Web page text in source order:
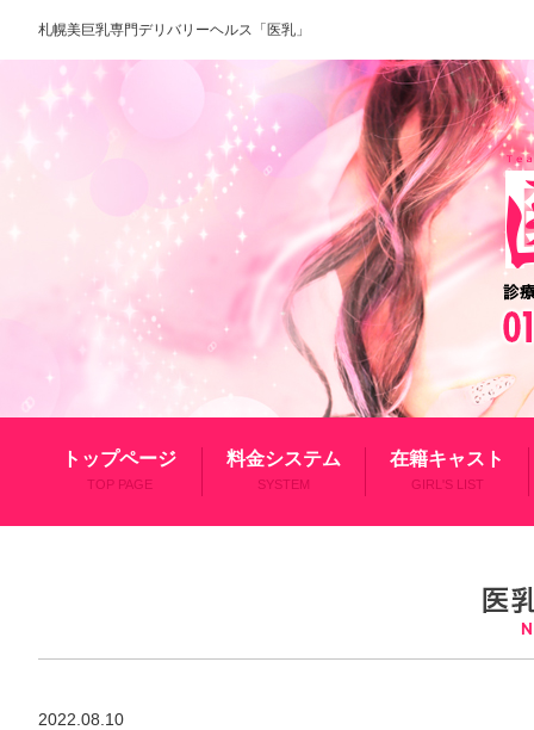
札幌美巨乳専門デリバリーヘルス「医乳」
トップページ
TOP PAGE
料金システム
SYSTEM
在籍キャスト
GIRL'S LIST
2022.08.10